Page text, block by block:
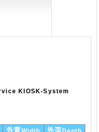
KIOSK-System